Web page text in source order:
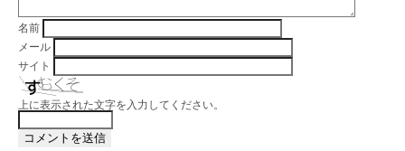
名前
メール
サイト
上に表示された文字を入力してください。